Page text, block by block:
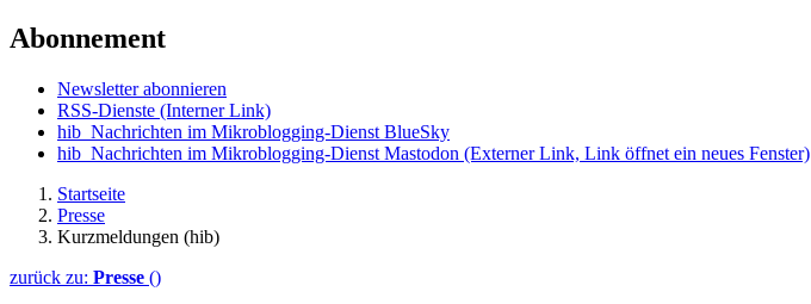
Abonnement
Newsletter abonnieren
RSS-Dienste (Interner Link)
hib_Nachrichten im Mikroblogging-Dienst BlueSky
hib_Nachrichten im Mikroblogging-Dienst Mastodon (Externer Link, Link öffnet ein neues Fenster)
Startseite
Presse
Kurzmeldungen (hib)
zurück zu: Presse ()